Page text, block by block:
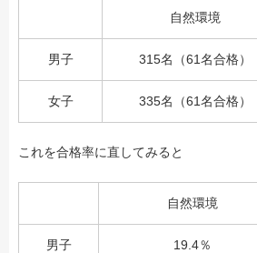
自然環境
男子 315名（61名合格）
女子 335名（61名合格）
これを合格率に直してみると
自然環境
男子 19.4％